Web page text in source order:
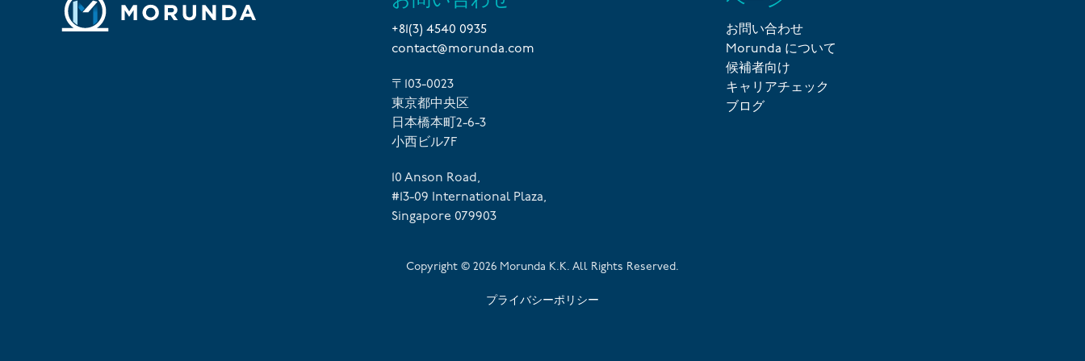
+81(3) 4540 0935
contact@morunda.com
〒103-0023
東京都中央区
日本橋本町2-6-3
小西ビル7F
10 Anson Road,
#13-09 International Plaza,
Singapore 079903
お問い合わせ
Morunda について
候補者向け
キャリアチェック
ブログ
Copyright © 2026 Morunda K.K. All Rights Reserved.
プライバシーポリシー